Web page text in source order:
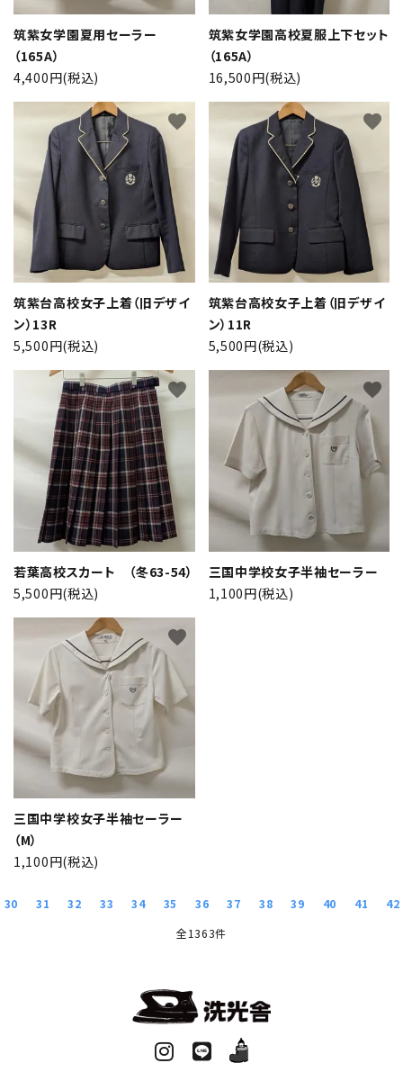
筑紫女学園夏用セーラー
（165A）
4,400円(税込)
筑紫女学園高校夏服上下セット
（165A）
16,500円(税込)
筑紫台高校女子上着（旧デザイ
ン）13R
5,500円(税込)
favorite
筑紫台高校女子上着（旧デザイ
ン）11R
5,500円(税込)
favorite
若葉高校スカート （冬63-54）
5,500円(税込)
favorite
三国中学校女子半袖セーラー
1,100円(税込)
favorite
三国中学校女子半袖セーラー
（M）
1,100円(税込)
favorite
30 31 32 33 34 35 36 37 38 39 40 41
42
全1363件
キーワード
カテゴリー
検索する